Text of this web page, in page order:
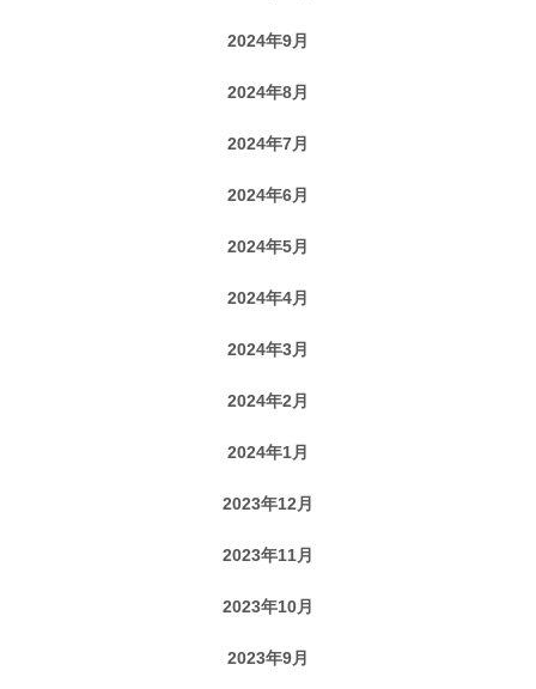
2024年9月
2024年8月
2024年7月
2024年6月
2024年5月
2024年4月
2024年3月
2024年2月
2024年1月
2023年12月
2023年11月
2023年10月
2023年9月